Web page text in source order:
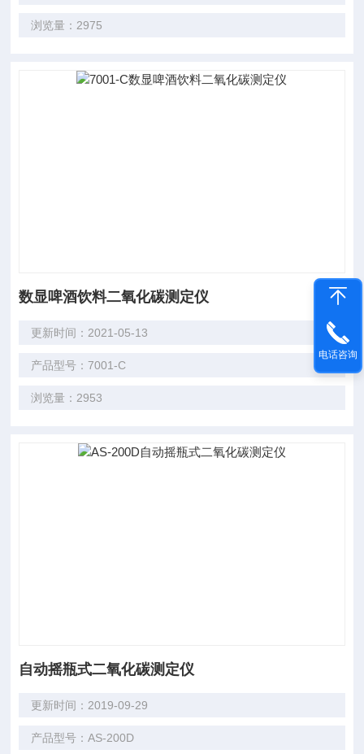
浏览量：2975
数显啤酒饮料二氧化碳测定仪
更新时间：2021-05-13
产品型号：7001-C
浏览量：2953
自动摇瓶式二氧化碳测定仪
更新时间：2019-09-29
产品型号：AS-200D
电话咨询